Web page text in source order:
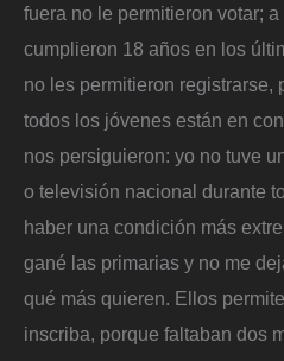
fuera no le permitieron votar;
cumplieron 18 años en los
no les permitieron registrarse,
todos los jóvenes están en
nos persiguieron: yo no tuve
o televisión nacional durante
haber una condición más
gané las primarias y no me
qué más quieren. Ellos
inscriba, porque faltaban dos